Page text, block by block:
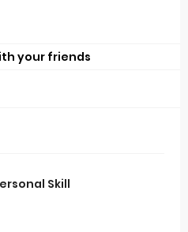
1 (Selasa, 25 Mei 2021)
Kelas 4 Halaman 169
4 (Selasa, 25 Mei 2021)
your friends
Skill